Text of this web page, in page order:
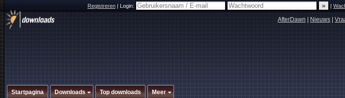
Registreren|Login: |
AfterDawn Nieuws
Startpagina Downloads Top downloads Meer